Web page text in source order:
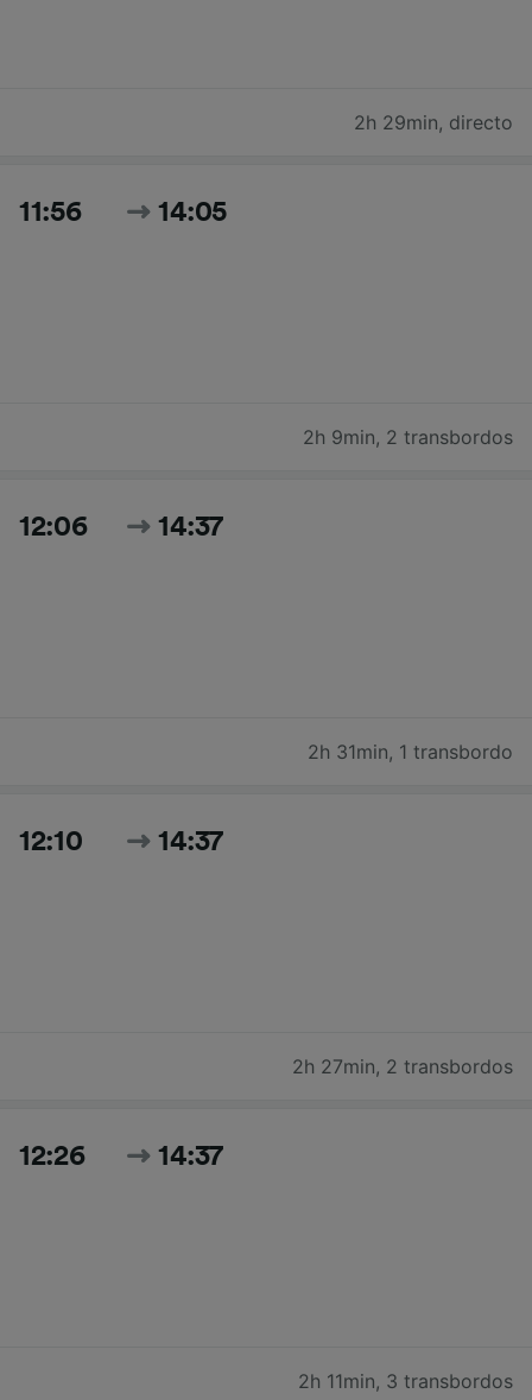
2h 29min, directo
11:56 14:05
2h 9min, 2 transbordos
12:06 14:37
2h 31min, 1 transbordo
12:10 14:37
2h 27min, 2 transbordos
12:26 14:37
2h 11min, 3 transbordos